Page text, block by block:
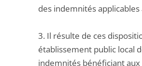
des indemnités
3. Il résulte de ces
établissement public local
indemnités bénéficiant